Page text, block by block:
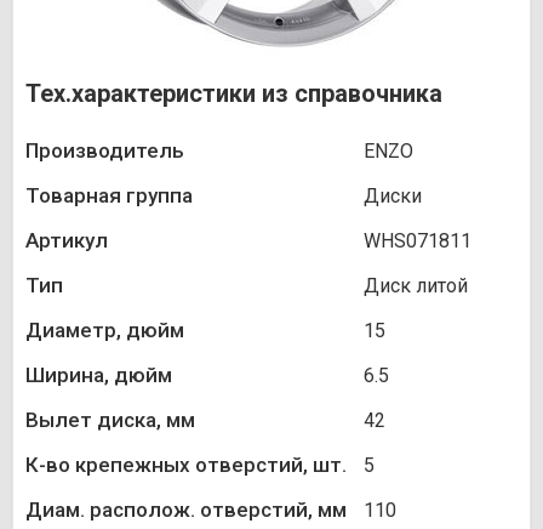
Тех.характеристики из справочника
Производитель ENZO
Товарная группа Диски
Артикул WHS071811
Тип Диск литой
Диаметр, дюйм 15
Ширина, дюйм 6.5
Вылет диска, мм 42
К-во крепежных отверстий, шт. 5
Диам. располож. отверстий, мм 110